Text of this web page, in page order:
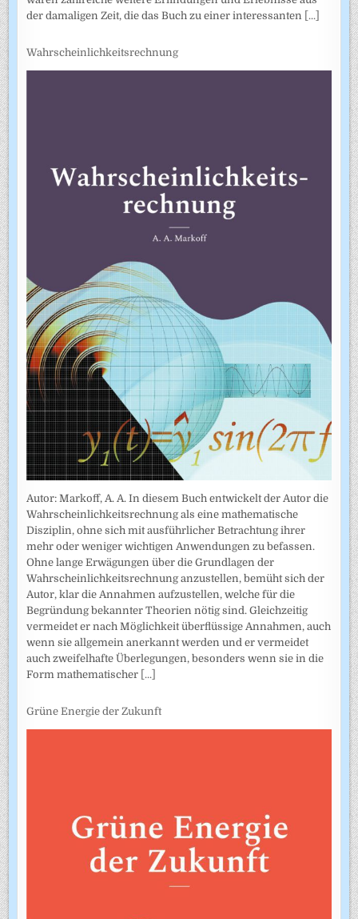
der damaligen Zeit, die das Buch zu einer interessanten [...]
Wahrscheinlichkeitsrechnung
Autor: Markoff, A. A. In diesem Buch entwickelt der Autor die
Wahrscheinlichkeitsrechnung als eine mathematische
Disziplin, ohne sich mit ausführlicher Betrachtung ihrer
mehr oder weniger wichtigen Anwendungen zu befassen.
Ohne lange Erwägungen über die Grundlagen der
Wahrscheinlich­keitsrechnung anzustellen, bemüht sich der
Autor, klar die Annahmen auf­zustellen, welche für die
Begründung bekannter Theorien nötig sind. Gleichzeitig
vermeidet er nach Möglichkeit überflüssige Annahmen, auch
wenn sie allgemein anerkannt werden und er vermeidet
auch zweifel­hafte Überlegungen, besonders wenn sie in die
Form mathematischer [...]
Grüne Energie der Zukunft